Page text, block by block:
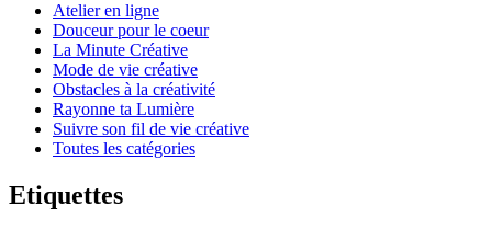
Atelier en ligne
Douceur pour le coeur
La Minute Créative
Mode de vie créative
Obstacles à la créativité
Rayonne ta Lumière
Suivre son fil de vie créative
Toutes les catégories
Etiquettes